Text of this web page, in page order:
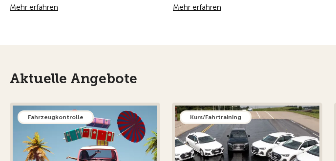
Mehr erfahren
Mehr erfahren
Aktuelle Angebote
Fahrzeugkontrolle Kurs/Fahrtraining